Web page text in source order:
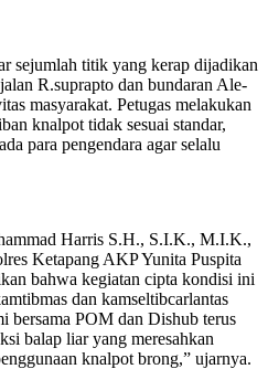
sejumlah titik yang kerap dijadikan
R.suprapto dan bundaran Ale-
masyarakat. Petugas melakukan
knalpot tidak sesuai standar,
para pengendara agar selalu
Harris S.H., S.I.K., M.I.K.,
Ketapang AKP Yunita Puspita
bahwa kegiatan cipta kondisi ini
dan kamseltibcarlantas
bersama POM dan Dishub terus
balap liar yang meresahkan
knalpot brong,” ujarnya.